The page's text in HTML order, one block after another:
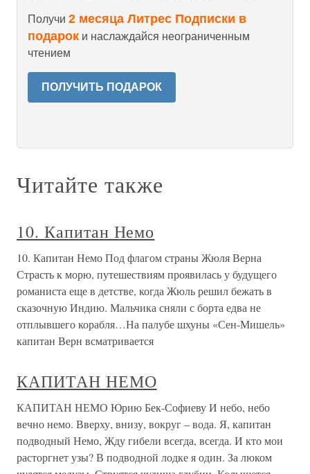
Получи 2 месяца Литрес Подписки в
подарок и наслаждайся неограниченным
чтением
ПОЛУЧИТЬ ПОДАРОК
Читайте также
10. Капитан Немо
10. Капитан Немо Под флагом страны Жюля Верна
Страсть к морю, путешествиям проявилась у будущего
романиста еще в детстве, когда Жюль решил бежать в
сказочную Индию. Мальчика сняли с борта едва не
отплывшего корабля…На палубе шхуны «Сен-Мишель»
капитан Верн всматривается
КАПИТАН НЕМО
КАПИТАН НЕМО Юрию Бек-Софиеву И небо, небо
вечно немо. Вверху, внизу, вокруг – вода. Я, капитан
подводный Немо, Жду гибели всегда, всегда. И кто мои
расторгнет узы? В подводной лодке я один. За люком